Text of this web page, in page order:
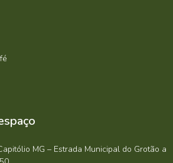
MG – Estrada Municipal do Grotão a